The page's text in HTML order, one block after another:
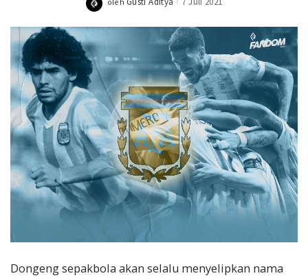
Posted
Dongeng sepakbola akan selalu menyelipkan nama